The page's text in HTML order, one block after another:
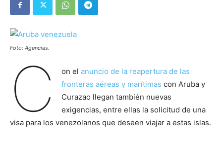
Foto: Agencias.
C on el anuncio de la reapertura de las
fronteras aéreas y marítimas con Aruba y
Curazao llegan también nuevas
exigencias, entre ellas la solicitud de una
visa para los venezolanos que deseen viajar a estas islas.